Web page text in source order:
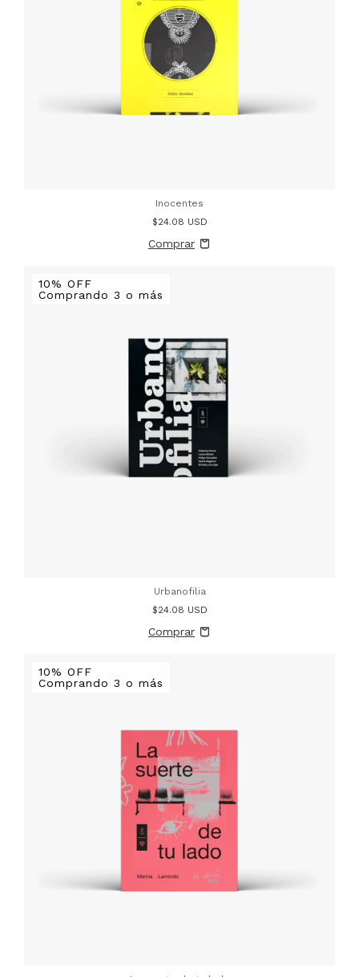
Inocentes
$24.08 USD
10% OFF
Comprando 3 o más
Urbanofilia
$24.08 USD
10% OFF
Comprando 3 o más